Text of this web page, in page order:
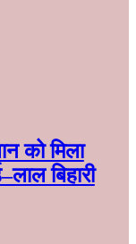
को मिला
बिहारी